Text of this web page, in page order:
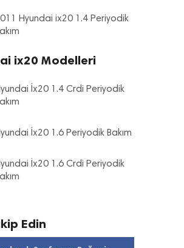
Hyundai ix20 1.4 Periyodik
ix20 Modelleri
İx20 1.4 Crdi Periyodik
İx20 1.6 Periyodik Bakım
İx20 1.6 Crdi Periyodik
Edin